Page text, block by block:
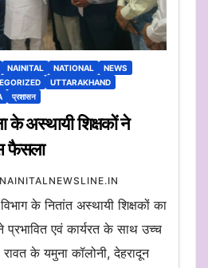
NAINITAL NATIONAL
NEWS
UTTARAKHAND
प्रशासन
के अस्थायी शिक्षकों ने
फैसला
NAINITALNEWSLINE.IN
के नितांत अस्थायी शिक्षकों का
एवं कार्यरत के साथ उच्च
रावत के यमुना कॉलोनी, देहरादून